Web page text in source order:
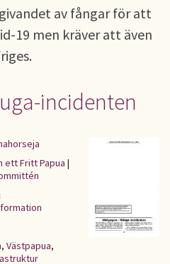
av fångar för att
19 men kräver att även
incidenten
ett Fritt Papua |
, Västpapua,